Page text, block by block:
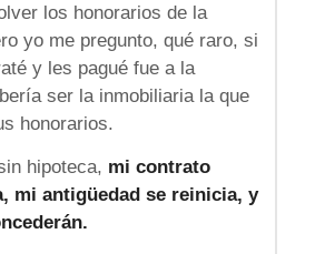
los honorarios de la
yo me pregunto, qué raro, si
y les pagué fue a la
ser la inmobiliaria la que
honorarios.
hipoteca, mi contrato
mi antigüedad se reinicia, y